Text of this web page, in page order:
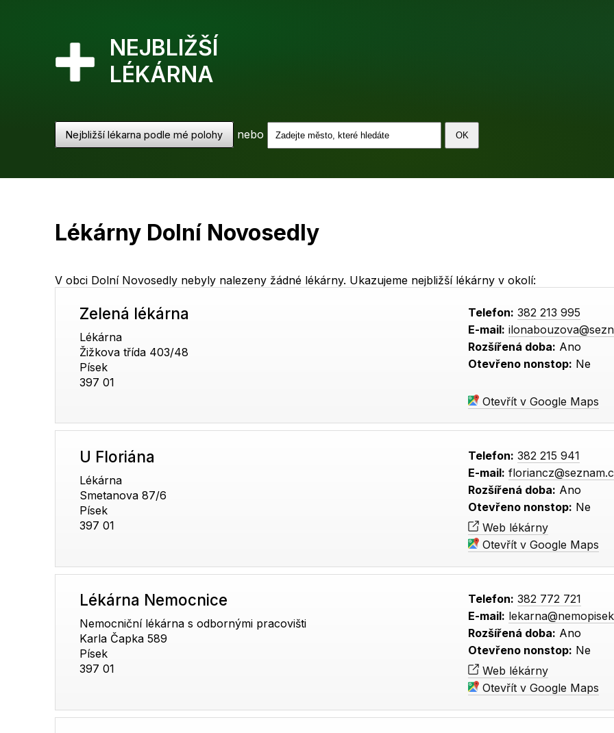
NEJBLIŽŠÍ
LÉKÁRNA
Nejbližší lékarna podle mé polohy nebo
Lékárny Dolní Novosedly
V obci Dolní Novosedly nebyly nalezeny žádné lékárny. Ukazujeme nejbližší lékárny v okolí:
Zelená lékárna
Lékárna
Žižkova třída 403/48
Písek
397 01
Telefon: 382 213 995
E-mail:
Rozšířená doba: Ano
Otevřeno nonstop: Ne
Otevřít v Google Maps
U Floriána
Lékárna
Smetanova 87/6
Písek
397 01
Telefon: 382 215 941
E-mail:
Rozšířená doba: Ano
Otevřeno nonstop: Ne
Web lékárny
Otevřít v Google Maps
Lékárna Nemocnice
Nemocniční lékárna s odbornými pracovišti
Karla Čapka 589
Písek
397 01
Telefon: 382 772 721
E-mail:
Rozšířená doba: Ano
Otevřeno nonstop: Ne
Web lékárny
Otevřít v Google Maps